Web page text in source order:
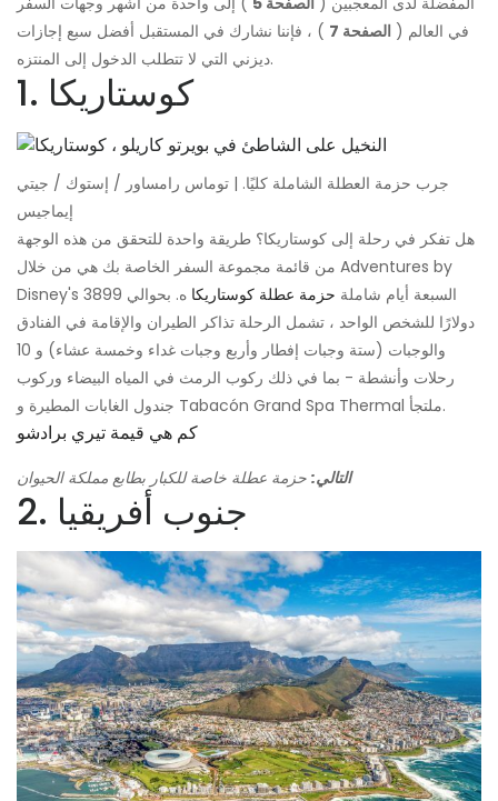
في العالم ( الصفحة 7
) ، فإننا نشارك في المستقبل أفضل سبع إجازات
ديزني التي لا تتطلب الدخول إلى المنتزه.
1. كوستاريكا
جرب حزمة العطلة الشاملة كليًا. | توماس رامساور / إستوك / جيتي
إيماجيس
هل تفكر في رحلة إلى كوستاريكا؟ طريقة واحدة للتحقق من هذه الوجهة
من قائمة مجموعة السفر الخاصة بك هي من خلال Adventures by
Disney's السبعة أيام شاملة حزمة عطلة كوستاريكا
ه. بحوالي 3899
دولارًا للشخص الواحد ، تشمل الرحلة تذاكر الطيران والإقامة في الفنادق
والوجبات (ستة وجبات إفطار وأربع وجبات غداء وخمسة عشاء) و 10
رحلات وأنشطة - بما في ذلك ركوب الرمث في المياه البيضاء وركوب
جندول الغابات المطيرة و Tabacón Grand Spa Thermal ملتجأ.
كم هي قيمة تيري برادشو
التالي: حزمة عطلة خاصة للكبار بطابع مملكة الحيوان
2. جنوب أفريقيا